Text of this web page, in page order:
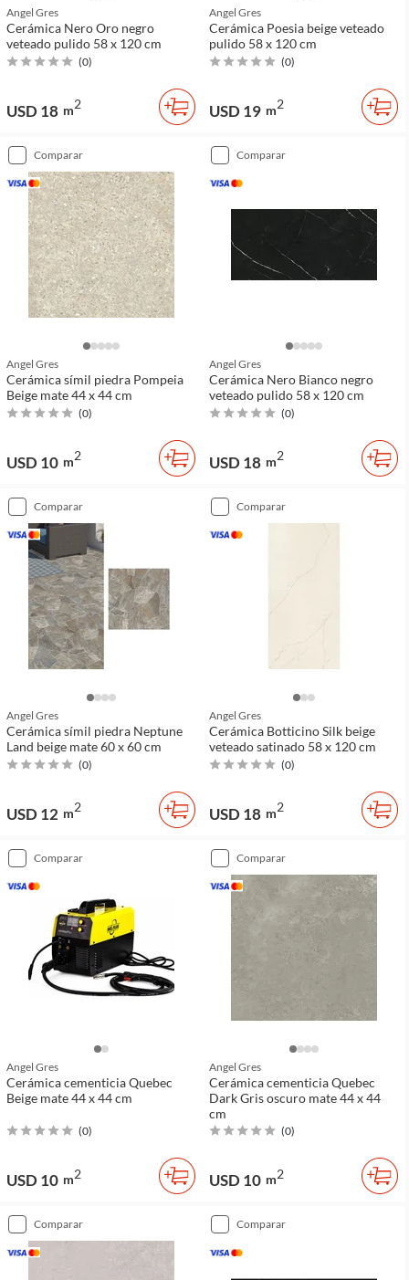
Angel Gres
Cerámica Nero Oro negro
veteado pulido 58 x 120 cm
(0)
USD 18 m2
Angel Gres
Cerámica Poesia beige veteado
pulido 58 x 120 cm
(0)
USD 19 m2
comparar
Angel Gres
Cerámica símil piedra Pompeia
Beige mate 44 x 44 cm
(0)
USD 10 m2
comparar
Angel Gres
Cerámica Nero Bianco negro
veteado pulido 58 x 120 cm
(0)
USD 18 m2
comparar
Angel Gres
Cerámica símil piedra Neptune
Land beige mate 60 x 60 cm
(0)
USD 12 m2
comparar
Angel Gres
Cerámica Botticino Silk beige
veteado satinado 58 x 120 cm
(0)
USD 18 m2
comparar
Angel Gres
Cerámica cementicia Quebec
Beige mate 44 x 44 cm
(0)
USD 10 m2
comparar
Angel Gres
Cerámica cementicia Quebec
Dark Gris oscuro mate 44 x 44
cm
(0)
USD 10 m2
comparar comparar